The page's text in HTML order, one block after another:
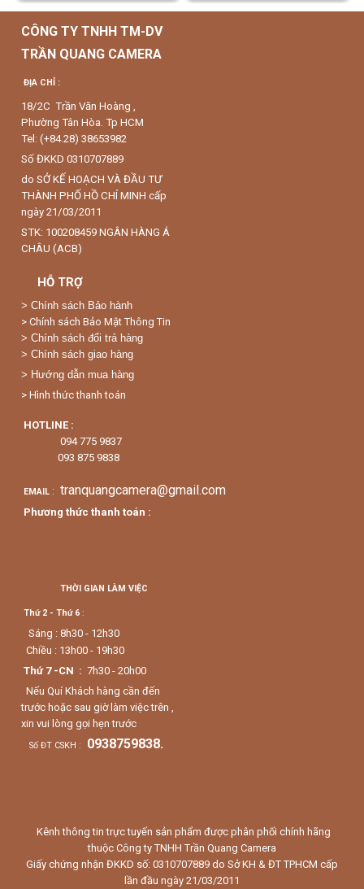
CÔNG TY TNHH TM-DV
TRẦN QUANG CAMERA
ĐỊA CHỈ :
18/2C Trần Văn Hoàng ,
Phường Tân Hòa. Tp HCM
Tel: (+84.28) 38653982
Số ĐKKD 0310707889
do SỞ KẾ HOẠCH VÀ ĐẦU TƯ
THÀNH PHỐ HỒ CHÍ MINH cấp
ngày 21/03/2011
STK: 100208459 NGÂN HÀNG Á
CHÂU (ACB)
HỖ TRỢ
> Chính sách Bảo hành
> Chính sách Bảo Mật Thông Tin
> Chính sách đổi trả hàng
> Chính sách giao hàng
> Hướng dẫn mua hàng
> Hình thức thanh toán
HOTLINE :
094 775 9837
093 875 9838
EMAIL : tranquangcamera@gmail.com
Phương thức thanh toán :
THỜI GIAN LÀM VIỆC
Thứ 2 - Thứ 6 :
Sáng : 8h30 - 12h30
Chiều : 13h00 - 19h30
Thứ 7 -CN : 7h30 - 20h00
Nếu Quí Khách hàng cần đến
trước hoặc sau giờ làm việc trên ,
xin vui lòng gọi hẹn trước
Số ĐT CSKH : 0938759838.
Kênh thông tin trực tuyến sản phẩm được phân phối chính hãng
thuộc Công ty TNHH Trần Quang Camera
Giấy chứng nhận ĐKKD số: 0310707889 do Sở KH & ĐT TPHCM cấp
lần đầu ngày 21/03/2011